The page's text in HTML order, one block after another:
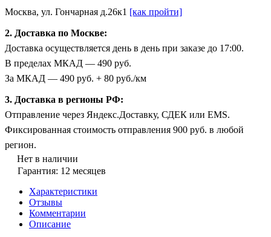
Москва, ул. Гончарная д.26к1 [как пройти]
2. Доставка по Москве:
Доставка осуществляется день в день при заказе до 17:00.
В пределах МКАД — 490 руб.
За МКАД — 490 руб. + 80 руб./км
3. Доставка в регионы РФ:
Отправление через Яндекс.Доставку, СДЕК или EMS.
Фиксированная стоимость отправления 900 руб. в любой
регион.
Нет в наличии
Гарантия: 12 месяцев
Характеристики
Отзывы
Комментарии
Описание